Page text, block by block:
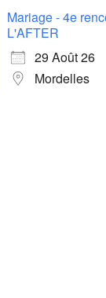
Mariage - 4e
L'AFTER
29 Août 26
Mordelles